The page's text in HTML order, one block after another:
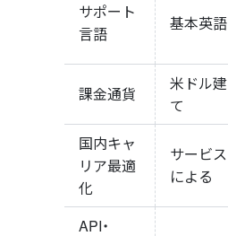
サポート
言語
基本英語
課金通貨
米ドル建
て
国内キャ
リア最適
化
サービス
による
API・